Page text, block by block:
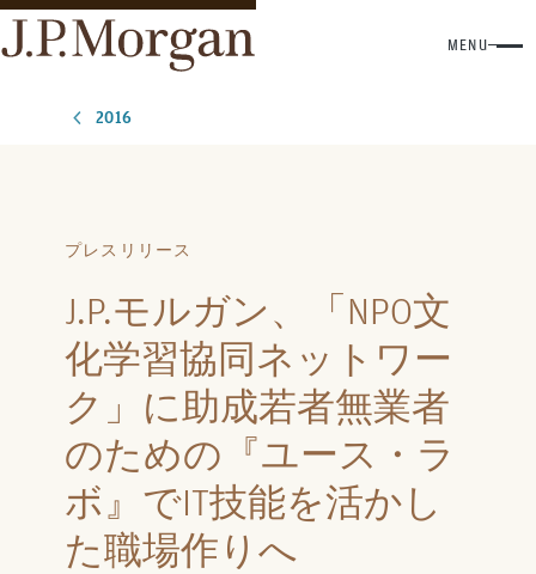
MENU
2016
プレスリリース
J.P.モルガン、「NPO文
化学習協同ネットワー
ク」に助成若者無業者
のための『ユース・ラ
ボ』でIT技能を活かし
た職場作りへ